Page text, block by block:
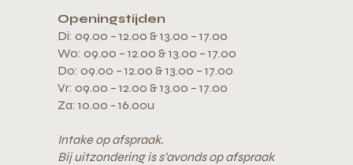
Openingstijden
Di: 09.00 – 12.00 & 13.00 – 17.00
Wo: 09.00 – 12.00 & 13.00 – 17.00
Do: 09.00 – 12.00 & 13.00 – 17.00
Vr: 09.00 – 12.00 & 13.00 – 17.00
Za: 10.00 - 16.00u
Intake op afspraak.
Bij uitzondering is s’avonds op afspraak